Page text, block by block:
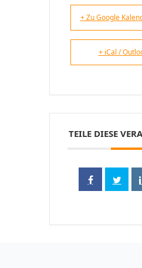
+ Zu Google
+ iCal /
TEILE DIESE